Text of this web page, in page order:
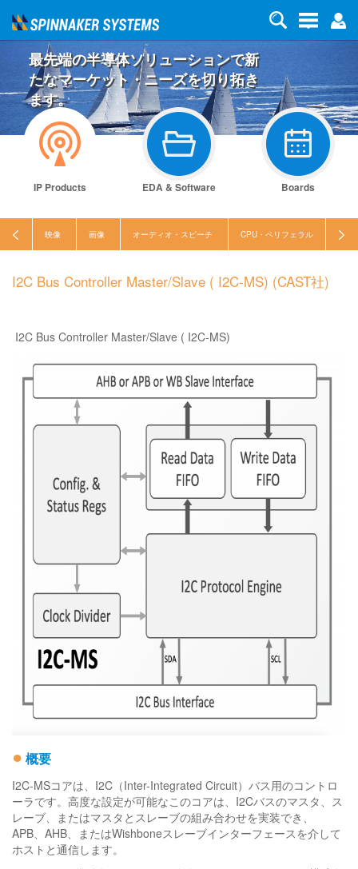
最先端の半導体ソリューションで新
たなマーケット・ニーズを切り拓き
ます。
IP Products EDA & Software Boards
映像 画像 オーディオ・スピーチ CPU・ペリフェラル セ
I2C Bus Controller Master/Slave ( I2C-MS) (CAST社)
I2C Bus Controller Master/Slave ( I2C-MS)
● 概要
I2C-MSコアは、I2C（Inter-Integrated Circuit）バス用のコントロ
ーラです。高度な設定が可能なこのコアは、I2Cバスのマスタ、ス
レーブ、またはマスタとスレーブの組み合わせを実装でき、
APB、AHB、またはWishboneスレーブインターフェースを介して
ホストと通信します。